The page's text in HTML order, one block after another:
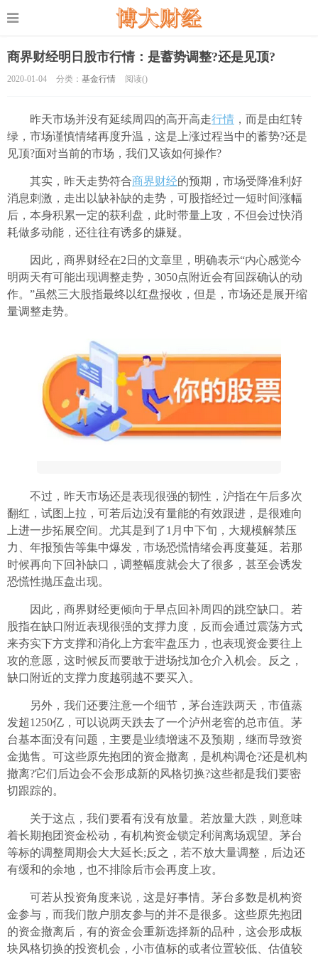
商界财经明日股市行情：是蓄势调整?还是见顶?
2020-01-04 分类： 基金行情 阅读()
昨天市场并没有延续周四的高开高走行情 ，而是由红转
绿，市场谨慎情绪再度升温，这是上涨过程当中的蓄势?还是
见顶?面对当前的市场，我们又该如何操作?
其实，昨天走势符合商界财经的预期，市场受降准利好
消息刺激，走出以缺补缺的走势，可股指经过一短时间涨幅
后，本身积累一定的获利盘，此时带量上攻，不但会过快消
耗做多动能，还往往有诱多的嫌疑。
因此，商界财经在2日的文章里，明确表示“内心感觉今
明两天有可能出现调整走势，3050点附近会有回踩确认的动
作。”虽然三大股指最终以红盘报收，但是，市场还是展开缩
量调整走势。
不过，昨天市场还是表现很强的韧性，沪指在午后多次
翻红，试图上拉，可若后边没有量能的有效跟进，是很难向
上进一步拓展空间。尤其是到了1月中下旬，大规模解禁压
力、年报预告等集中爆发，市场恐慌情绪会再度蔓延。若那
时候再向下回补缺口，调整幅度就会大了很多，甚至会诱发
恐慌性抛压盘出现。
因此，商界财经更倾向于早点回补周四的跳空缺口。若
股指在缺口附近表现很强的支撑力度，反而会通过震荡方式
来夯实下方支撑和消化上方套牢盘压力，也表现资金要往上
攻的意愿，这时候反而要敢于进场找加仓介入机会。反之，
缺口附近的支撑力度越弱越不要买入。
另外，我们还要注意一个细节，茅台连跌两天，市值蒸
发超1250亿，可以说两天跌去了一个泸州老窖的总市值。茅
台基本面没有问题，主要是业绩增速不及预期，继而导致资
金抛售。可这些原先抱团的资金撤离，是机构调仓?还是机构
撤离?它们后边会不会形成新的风格切换?这些都是我们要密
切跟踪的。
关于这点，我们要看有没有放量。若放量大跌，则意味
着长期抱团资金松动，有机构资金锁定利润离场观望。茅台
等标的调整周期会大大延长;反之，若不放大量调整，后边还
有缓和的余地，也不排除后市会再度上攻。
可若从投资角度来说，这是好事情。茅台多数是机构资
金参与，而我们散户朋友参与的并不是很多。这些原先抱团
的资金撤离后，有的资金会重新选择新的品种，这会形成板
块风格切换的投资机会，小市值标的或者位置较低、估值较